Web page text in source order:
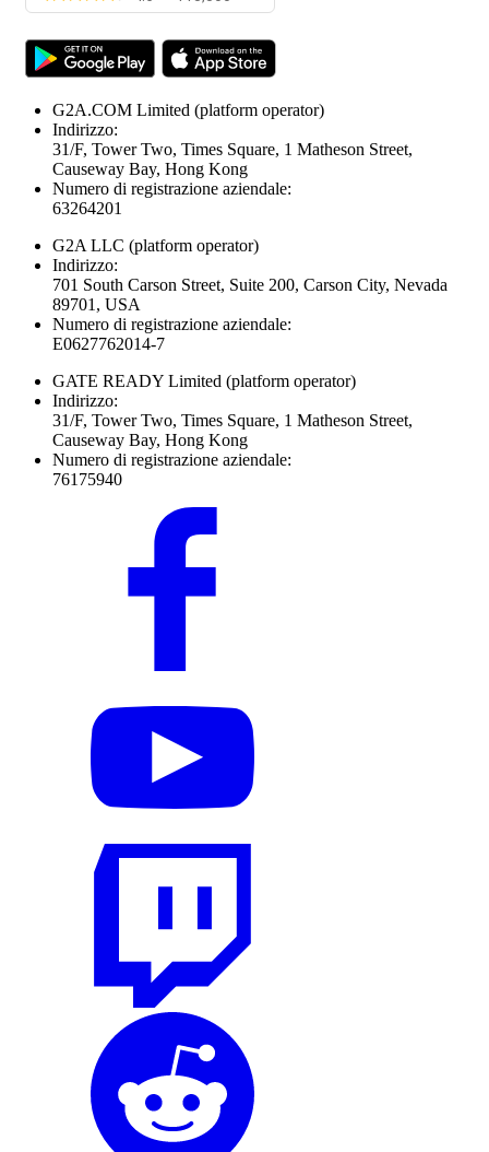
G2A.COM Limited (platform operator)
Indirizzo:
31/F, Tower Two, Times Square, 1 Matheson Street,
Causeway Bay, Hong Kong
Numero di registrazione aziendale:
63264201
G2A LLC (platform operator)
Indirizzo:
701 South Carson Street, Suite 200, Carson City, Nevada
89701, USA
Numero di registrazione aziendale:
E0627762014-7
GATE READY Limited (platform operator)
Indirizzo:
31/F, Tower Two, Times Square, 1 Matheson Street,
Causeway Bay, Hong Kong
Numero di registrazione aziendale:
76175940